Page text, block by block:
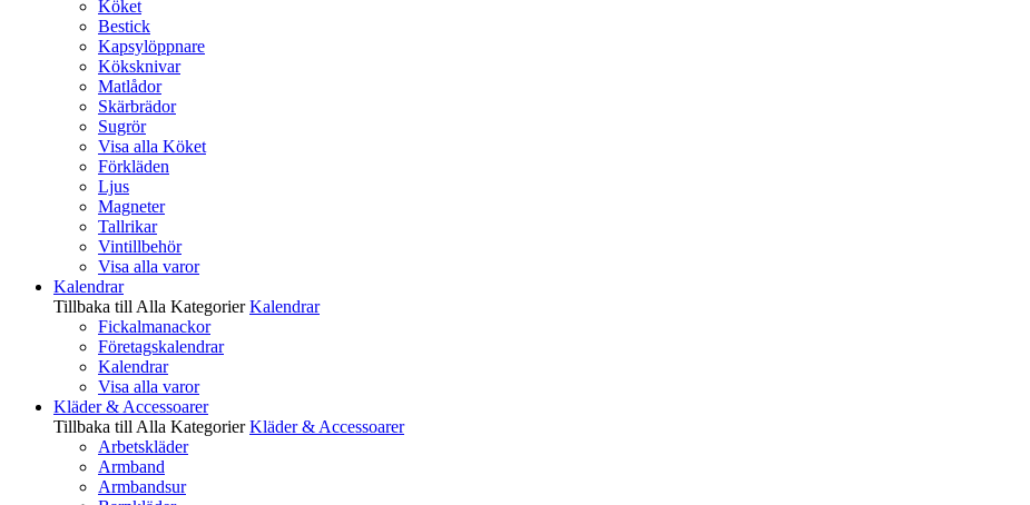
Köket
Bestick
Kapsylöppnare
Köksknivar
Matlådor
Skärbrädor
Sugrör
Visa alla Köket
Förkläden
Ljus
Magneter
Tallrikar
Vintillbehör
Visa alla varor
Kalendrar
Tillbaka till Alla Kategorier Kalendrar
Fickalmanackor
Företagskalendrar
Kalendrar
Visa alla varor
Kläder & Accessoarer
Tillbaka till Alla Kategorier Kläder & Accessoarer
Arbetskläder
Armband
Armbandsur